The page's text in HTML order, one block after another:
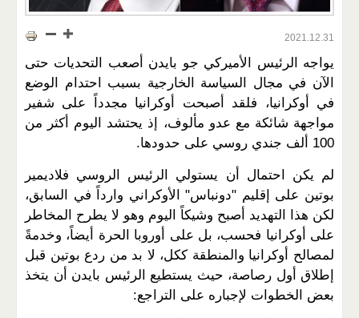
2021.12.31
يواجه الرئيس الأميركي جو بايدن أصعب التحديات حتى
الآن في مجال السياسة الخارجية بسبب احتدام الوضع
في أوكرانيا، فلقد أصبحت أوكرانيا مجدداً على شفير
مواجهة شائكة مع عدو مألوف، إذ يحتشد اليوم أكثر من
100 ألف جندي روسي على حدودها.
لم يكن احتمال أن يستولي الرئيس الروسي فلاديمير
بوتين على إقليم "دونباس" الأوكراني وارداً في السابق،
لكن هذا التهديد أصبح وشيكاً اليوم وهو لا يطرح المخاطر
على أوكرانيا فحسب، بل على أوروبا الحرة أيضاً، وخدمةً
لمصالح أوكرانيا والمنطقة ككل، لا بد من ردع بوتين قبل
إطلاق أول رصاصة، حيث يستطيع الرئيس بايدن أن يتخذ
بعض الخطوات لإجباره على التراجع: